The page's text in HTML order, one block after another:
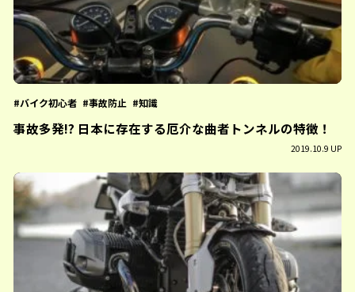
バイク初心者 事故防止 知識
事故多発!? 日本に存在する厄介な曲者トンネルの特徴！
2019.10.9 UP